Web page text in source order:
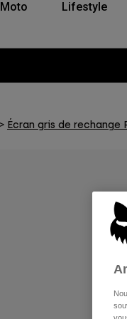
Moto Lifestyle
Écran gris de rechange